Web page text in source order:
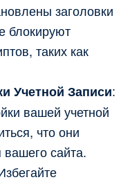
заголовки
блокируют
таких как
Учетной Записи:
вашей учетной
что они
сайта.